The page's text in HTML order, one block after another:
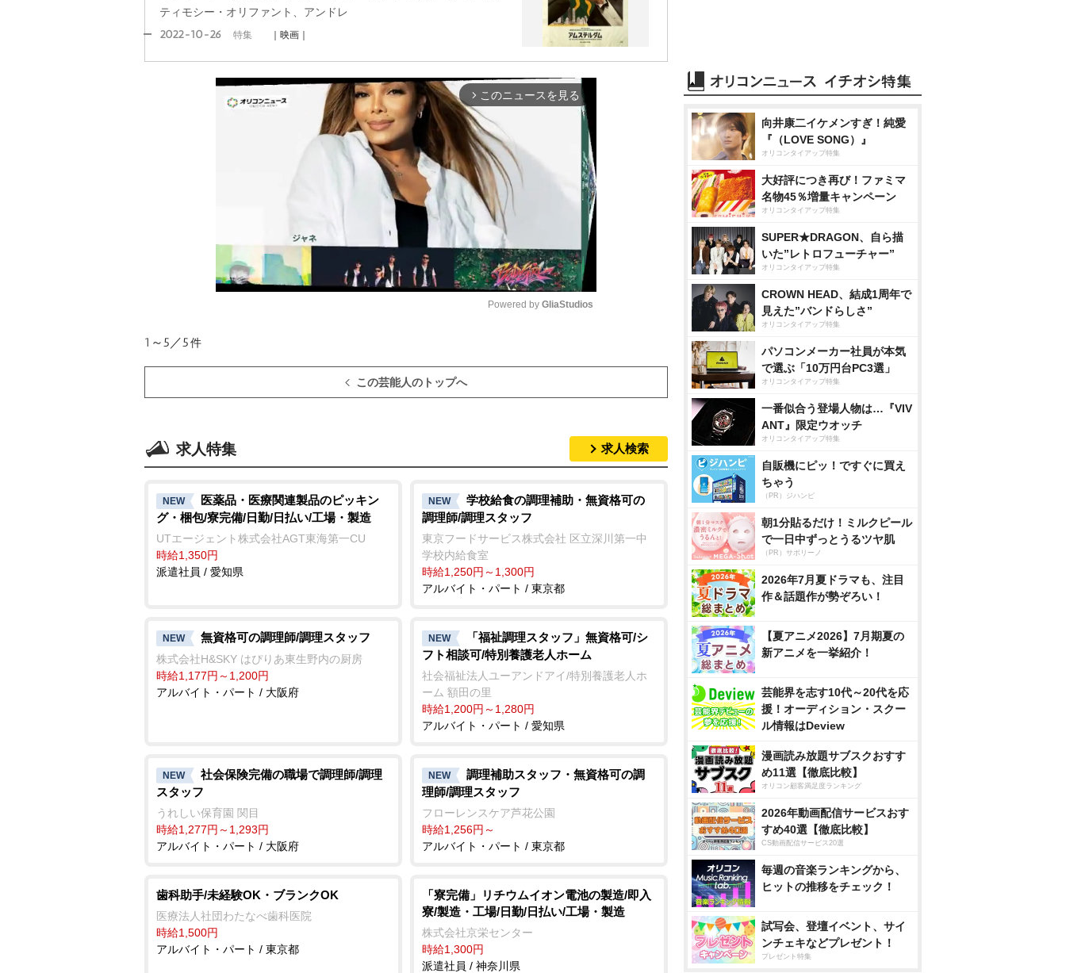
ティモシー・オリファント、アンドレ
2022-10-26 特集 ｜映画｜
arrow_forward_ios このニュースを見る
u
Powered by GliaStudios
1～5／5件
この芸能人のトップへ
求人特集 求人検索
NEW
医薬品・医療関連製品のピッキン
グ・梱包/寮完備/日勤/日払い/工場・製造
UTエージェント株式会社AGT東海第一CU
時給1,350円
派遣社員 / 愛知県
NEW
学校給食の調理補助・無資格可の
調理師/調理スタッフ
東京フードサービス株式会社 区立深川第一中
学校内給食室
時給1,250円～1,300円
アルバイト・パート / 東京都
NEW 無資格可の調理師/調理スタッフ
株式会社H&SKY はぴりあ東生野内の厨房
時給1,177円～1,200円
アルバイト・パート / 大阪府
NEW
「福祉調理スタッフ」無資格可/シ
フト相談可/特別養護老人ホーム
社会福祉法人ユーアンドアイ/特別養護老人ホ
ーム 額田の里
時給1,200円～1,280円
アルバイト・パート / 愛知県
NEW
社会保険完備の職場で調理師/調理
スタッフ
うれしい保育園 関目
時給1,277円～1,293円
アルバイト・パート / 大阪府
NEW
調理補助スタッフ・無資格可の調
理師/調理スタッフ
フローレンスケア芦花公園
時給1,256円～
アルバイト・パート / 東京都
歯科助手/未経験OK・ブランクOK
医療法人社団わたなべ歯科医院
時給1,500円
アルバイト・パート / 東京都
「寮完備」リチウムイオン電池の製造/即入
寮/製造・工場/日勤/日払い/工場・製造
株式会社京栄センター
時給1,300円
派遣社員 / 神奈川県
向井康二イケメンすぎ！純愛
『（LOVE SONG）』
オリコンタイアップ特集
大好評につき再び！ファミマ
名物45％増量キャンペーン
オリコンタイアップ特集
SUPER★DRAGON、自ら描
いた”レトロフューチャー”
オリコンタイアップ特集
CROWN HEAD、結成1周年で
見えた”バンドらしさ”
オリコンタイアップ特集
パソコンメーカー社員が本気
で選ぶ「10万円台PC3選」
オリコンタイアップ特集
一番似合う登場人物は…『VIV
ANT』限定ウオッチ
オリコンタイアップ特集
自販機にピッ！ですぐに買え
ちゃう
（PR）ジハンピ
朝1分貼るだけ！ミルクピール
で一日中ずっとうるツヤ肌
（PR）サボリーノ
2026年7月夏ドラマも、注目
作＆話題作が勢ぞろい！
【夏アニメ2026】7月期夏の
新アニメを一挙紹介！
芸能界を志す10代～20代を応
援！オーディション・スクー
ル情報はDeview
漫画読み放題サブスクおすす
め11選【徹底比較】
オリコン顧客満足度ランキング
2026年動画配信サービスおす
すめ40選【徹底比較】
CS動画配信サービス20選
毎週の音楽ランキングから、
ヒットの推移をチェック！
試写会、登壇イベント、サイ
ンチェキなどプレゼント！
プレゼント特集